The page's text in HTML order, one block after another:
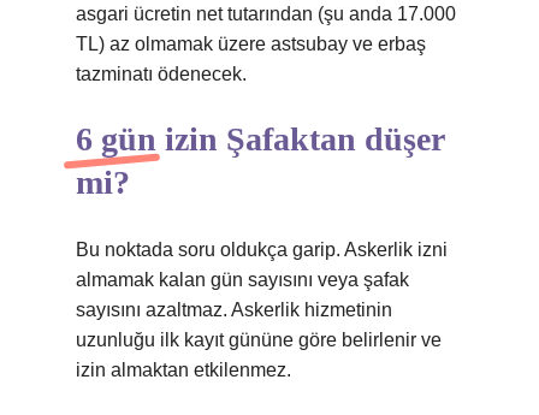
asgari ücretin net tutarından (şu anda 17.000
TL) az olmamak üzere astsubay ve erbaş
tazminatı ödenecek.
6 gün izin Şafaktan düşer
mi?
Bu noktada soru oldukça garip. Askerlik izni
almamak kalan gün sayısını veya şafak
sayısını azaltmaz. Askerlik hizmetinin
uzunluğu ilk kayıt gününe göre belirlenir ve
izin almaktan etkilenmez.